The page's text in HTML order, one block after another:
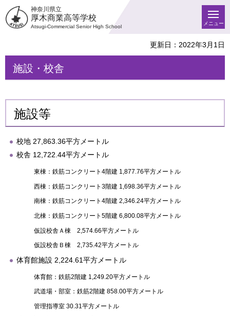
神奈川県立
厚木商業高等学校
Atsugi-Commercial Senior High School
メニュー
更新日：2022年3月1日
施設・校舎
施設等
校地 27,863.36平方メートル
校舎 12,722.44平方メートル
東棟：鉄筋コンクリート4階建 1,877.76平方メートル
西棟：鉄筋コンクリート3階建 1,698.36平方メートル
南棟：鉄筋コンクリート4階建 2,346.24平方メートル
北棟：鉄筋コンクリート5階建 6,800.08平方メートル
仮設校舎Ａ棟 2,574.66平方メートル
仮設校舎Ｂ棟 2,735.42平方メートル
体育館施設 2,224.61平方メートル
体育館：鉄筋2階建 1,249.20平方メートル
武道場・部室：鉄筋2階建 858.00平方メートル
管理指導室 30.31平方メートル